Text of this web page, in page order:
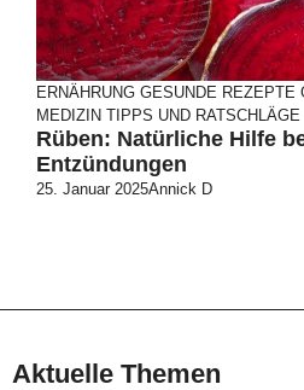
ERNÄHRUNG GESUNDE REZEPTE
MEDIZIN TIPPS UND RATSCHLÄGE
Rüben: Natürliche Hilfe
Entzündungen
25. Januar 2025Annick D
Aktuelle Themen